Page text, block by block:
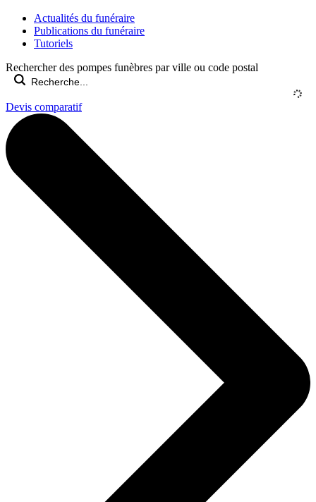
Actualités du funéraire
Publications du funéraire
Tutoriels
Rechercher des pompes funèbres par ville ou code postal
Devis comparatif